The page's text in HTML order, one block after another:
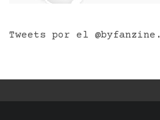
Tweets por el @byfanzine.